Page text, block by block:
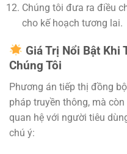
Chúng tôi đưa ra điều
cho kế hoạch tương lai.
Giá Trị Nổi Bật Khi
Chúng Tôi
Phương án tiếp thị đồng
pháp truyền thông, mà
quan hệ với người tiêu
chú ý: